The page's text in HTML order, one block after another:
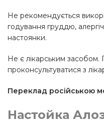
Не рекомендується
годування груддю,
настоянки.
Не є лікарським
проконсультуватися з
Переклад російською
Настойка